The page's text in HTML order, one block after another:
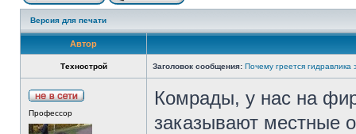
Версия для печати
Автор
Технострой Заголовок сообщения: Почему греется гидравлика
Профессор
Комрады, у нас на
заказывают местные